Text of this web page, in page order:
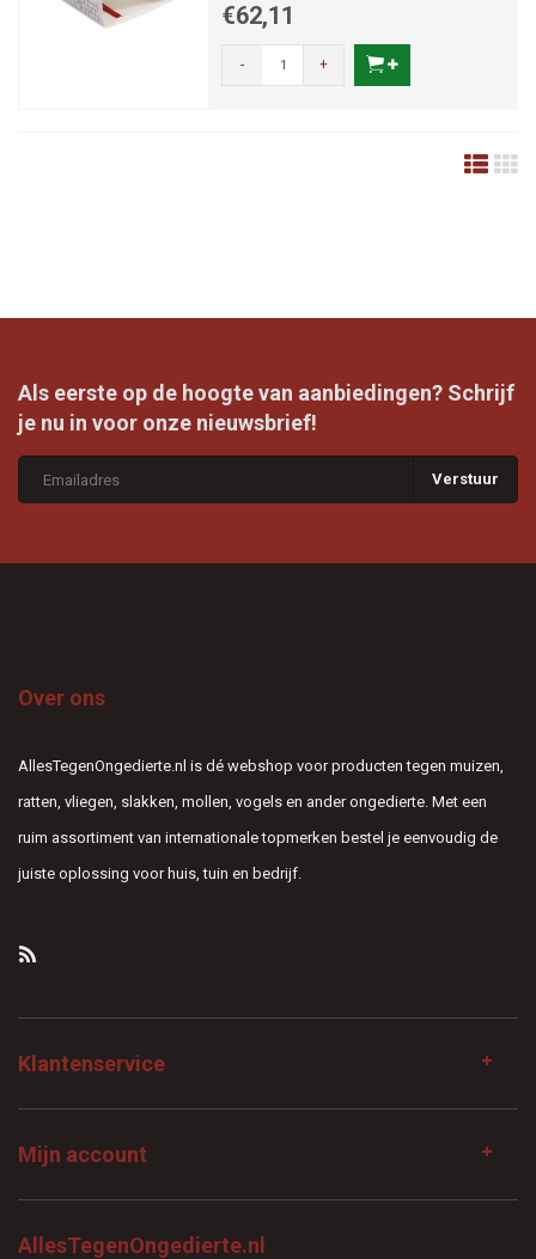
€62,11
- +
Als eerste op de hoogte van aanbiedingen? Schrijf
je nu in voor onze nieuwsbrief!
Verstuur
Over ons
AllesTegenOngedierte.nl is dé webshop voor producten tegen muizen,
ratten, vliegen, slakken, mollen, vogels en ander ongedierte. Met een
ruim assortiment van internationale topmerken bestel je eenvoudig de
juiste oplossing voor huis, tuin en bedrijf.
Klantenservice
Mijn account
AllesTegenOngedierte.nl